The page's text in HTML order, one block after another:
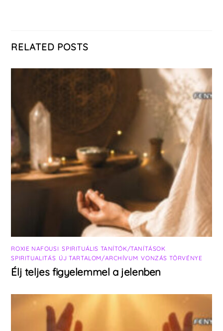
RELATED POSTS
ROXIE NAFOUSI ,SPIRITUÁLIS TANÍTÓK/TANÍTÁSOK
SPIRITUALITÁS ÚJ TARTALOM/ARCHÍVUM ,VONZÁS TÖRVÉNYE
Élj teljes figyelemmel a jelenben